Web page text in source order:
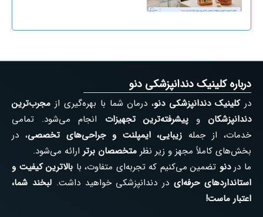
درباره کلینیک دندانپزشکی دنو
درکلینیک دندانپزشکی دنو، درمان شما با بهره‌گیری از مجرب‌ترین
دندانپزشکان وپیشرفته‌ترین تجهیزات انجام می‌شود. تمامی
خدمات، از جمله زیبایی، ایمپلنت و جراحی‌های تخصصی، در
بخش‌های کاملاً مجهز و زیر نظر متخصصان برتر ارائه می‌شود.
ما دردنو تضمین می‌کنیم که تجربه‌ای متفاوت، با بالاترین کیفیت و
استانداردهای حرفه‌ایدر دندانپزشکی خواهید داشت.لبخند شما،
اعتبار ماست!